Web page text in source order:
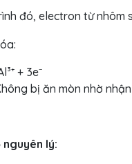
đó, electron từ nhôm
+ 3e⁻
bị ăn mòn nhờ
nguyên lý: